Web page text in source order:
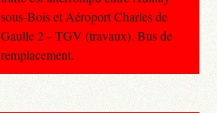
sous-Bois et Aéroport Charles de
Gaulle 2 – TGV (travaux). Bus de
remplacement.